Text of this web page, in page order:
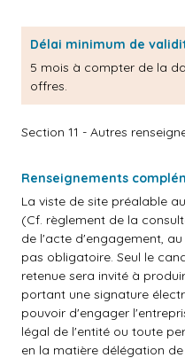
Délai minimum de
5 mois à compter de la
offres.
Section 11 - Autres
Renseignements
La viste de site préalable
(Cf. règlement de la
de l'acte d'engagement,
pas obligatoire. Seul le
retenue sera invité à
portant une signature
pouvoir d'engager
légal de l'entité ou toute
en la matière délégation